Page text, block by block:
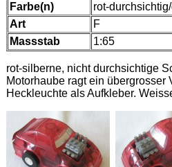
Farbe(n)
rot-
Art
F
Massstab
1:65
rot-silberne, nicht durchsichtige
Motorhaube ragt ein
Heckleuchte als Aufkleber.